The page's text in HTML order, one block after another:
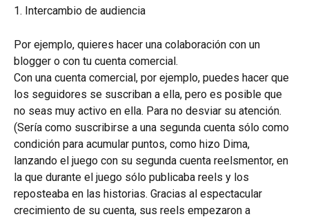
1. Intercambio de audiencia
Por ejemplo, quieres hacer una colaboración con un
blogger o con tu cuenta comercial.
Con una cuenta comercial, por ejemplo, puedes hacer que
los seguidores se suscriban a ella, pero es posible que
no seas muy activo en ella. Para no desviar su atención.
(Sería como suscribirse a una segunda cuenta sólo como
condición para acumular puntos, como hizo Dima,
lanzando el juego con su segunda cuenta reelsmentor, en
la que durante el juego sólo publicaba reels y los
reposteaba en las historias. Gracias al espectacular
crecimiento de su cuenta, sus reels empezaron a